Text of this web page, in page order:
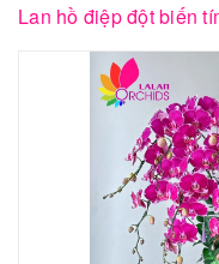
Lan hồ điệp đột biến